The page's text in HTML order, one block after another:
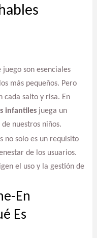
son esenciales
más pequeños. Pero
cada salto y risa. En
infantilesjuega un
nuestros niños.
no solo es un requisito
de los usuarios.
el uso y la gestión de
En
Es